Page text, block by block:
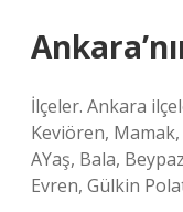
İlçeler. Ankara
Keviören,
AYaş, Bala,
Evren, Gülkin